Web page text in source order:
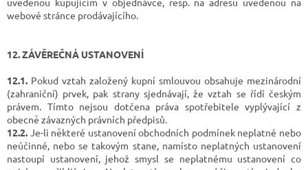
webové stránce prodávajícího.
12. ZÁVĚREČNÁ USTANOVENÍ
12.1. Pokud vztah založený kupní smlouvou obsahuje mezinárodní
(zahraniční) prvek, pak strany sjednávají, že vztah se řídí českým
právem. Tímto nejsou dotčena práva spotřebitele vyplývající z
obecně závazných právních předpisů.
12.2. Je-li některé ustanovení obchodních podmínek neplatné nebo
neúčinné, nebo se takovým stane, namísto neplatných ustanovení
nastoupí ustanovení, jehož smysl se neplatnému ustanovení co